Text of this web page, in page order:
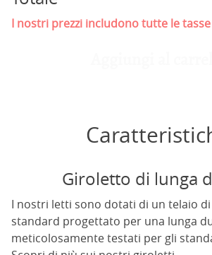
I nostri prezzi includono tutte le tasse
Giroletto di lunga
I nostri letti sono dotati di un telaio
standard progettato per una lunga
meticolosamente testati per gli